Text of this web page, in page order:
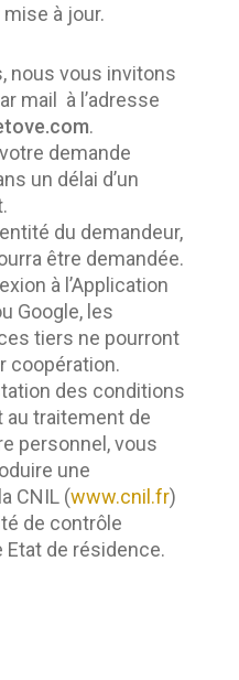
à jour.
nous vous invitons
mail  à l’adresse
.
demande
un délai d’un
du demandeur,
à l’Application
Google, les
tiers ne pourront
des conditions
au traitement de
personnel, vous
une
CNIL (www.cnil.fr)
de contrôle
de résidence.